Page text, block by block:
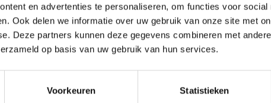
en advertenties te personaliseren, om functies voor social
Ook delen we informatie over uw gebruik van onze site met
Deze partners kunnen deze gegevens combineren met
op basis van uw gebruik van hun services.
Voorkeuren Statistieken
CE –
A Class
pocket
Alpinestars
Dames
Je vraag